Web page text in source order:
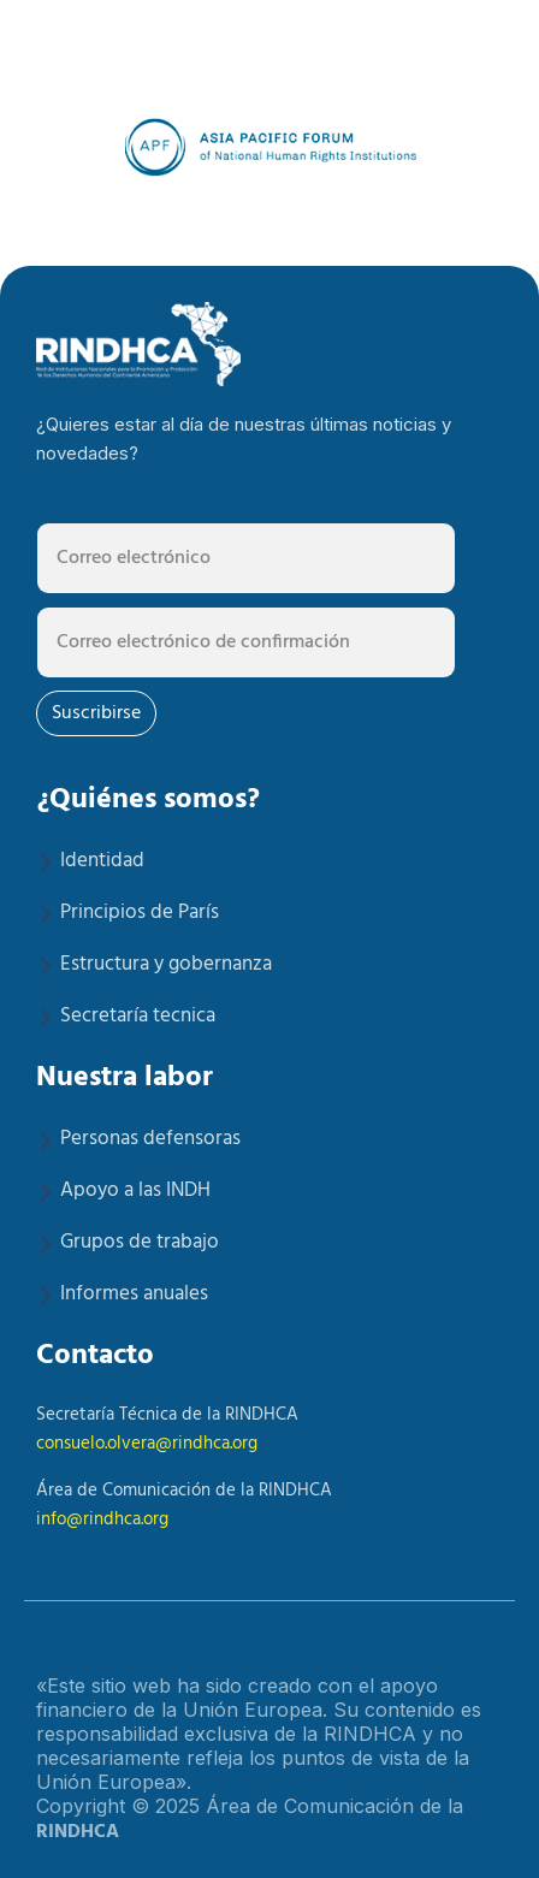
¿Quieres estar al día de nuestras últimas noticias y
novedades?
Suscribirse
¿Quiénes somos?
Identidad
Principios de París
Estructura y gobernanza
Secretaría tecnica
Nuestra labor
Personas defensoras
Apoyo a las INDH
Grupos de trabajo
Informes anuales
Contacto
Secretaría Técnica de la RINDHCA
consuelo.olvera@rindhca.org
Área de Comunicación de la RINDHCA
info@rindhca.org
«Este sitio web ha sido creado con el apoyo
financiero de la Unión Europea. Su contenido es
responsabilidad exclusiva de la RINDHCA y no
necesariamente refleja los puntos de vista de la
Unión Europea».
Copyright © 2025 Área de Comunicación de la
RINDHCA